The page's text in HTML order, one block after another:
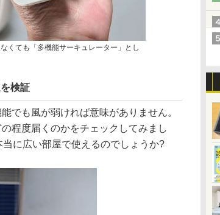
くても「多機能サーキュレーター」とし
検証
でも風が弱ければ意味がありません。
程度届くのかをチェックしてみまし
に広い部屋で使えるのでしょうか?